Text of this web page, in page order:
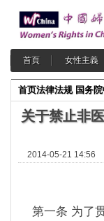
首頁 女性主義
首页法律法规 国务
关于禁止非
2014-05-21 14:56
第一条 为了